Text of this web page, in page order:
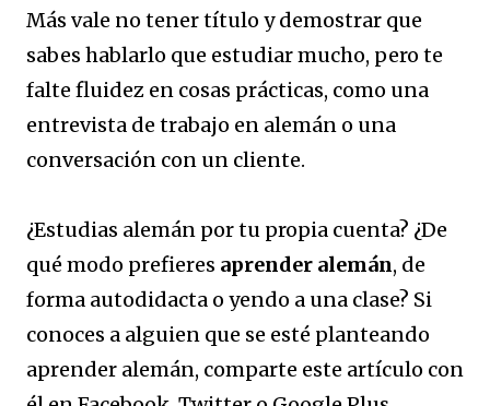
Más vale no tener título y demostrar que
sabes hablarlo que estudiar mucho, pero te
falte fluidez en cosas prácticas, como una
entrevista de trabajo en alemán o una
conversación con un cliente.
¿Estudias alemán por tu propia cuenta? ¿De
qué modo prefieres aprender alemán, de
forma autodidacta o yendo a una clase? Si
conoces a alguien que se esté planteando
aprender alemán, comparte este artículo con